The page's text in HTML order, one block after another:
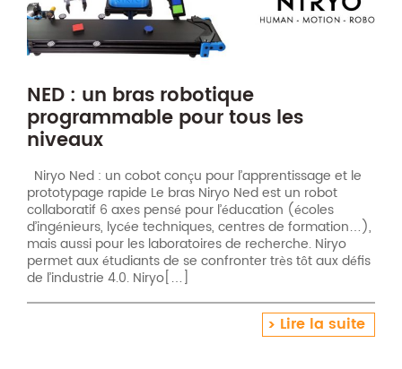
NED : un bras robotique
programmable pour tous les
niveaux
Niryo Ned : un cobot conçu pour l’apprentissage et le
prototypage rapide Le bras Niryo Ned est un robot
collaboratif 6 axes pensé pour l’éducation (écoles
d’ingénieurs, lycée techniques, centres de formation…),
mais aussi pour les laboratoires de recherche. Niryo
permet aux étudiants de se confronter très tôt aux défis
de l’industrie 4.0. Niryo[…]
Lire la suite